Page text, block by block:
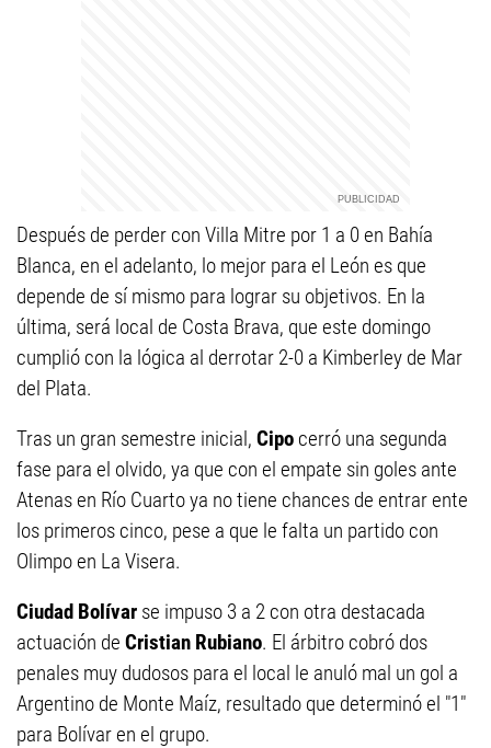
Después de perder con Villa Mitre por 1 a 0 en Bahía
Blanca, en el adelanto, lo mejor para el León es que
depende de sí mismo para lograr su objetivos. En la
última, será local de Costa Brava, que este domingo
cumplió con la lógica al derrotar 2-0 a Kimberley de Mar
del Plata.
Tras un gran semestre inicial, Cipo cerró una segunda
fase para el olvido, ya que con el empate sin goles ante
Atenas en Río Cuarto ya no tiene chances de entrar ente
los primeros cinco, pese a que le falta un partido con
Olimpo en La Visera.
Ciudad Bolívar se impuso 3 a 2 con otra destacada
actuación de Cristian Rubiano. El árbitro cobró dos
penales muy dudosos para el local le anuló mal un gol a
Argentino de Monte Maíz, resultado que determinó el "1"
para Bolívar en el grupo.